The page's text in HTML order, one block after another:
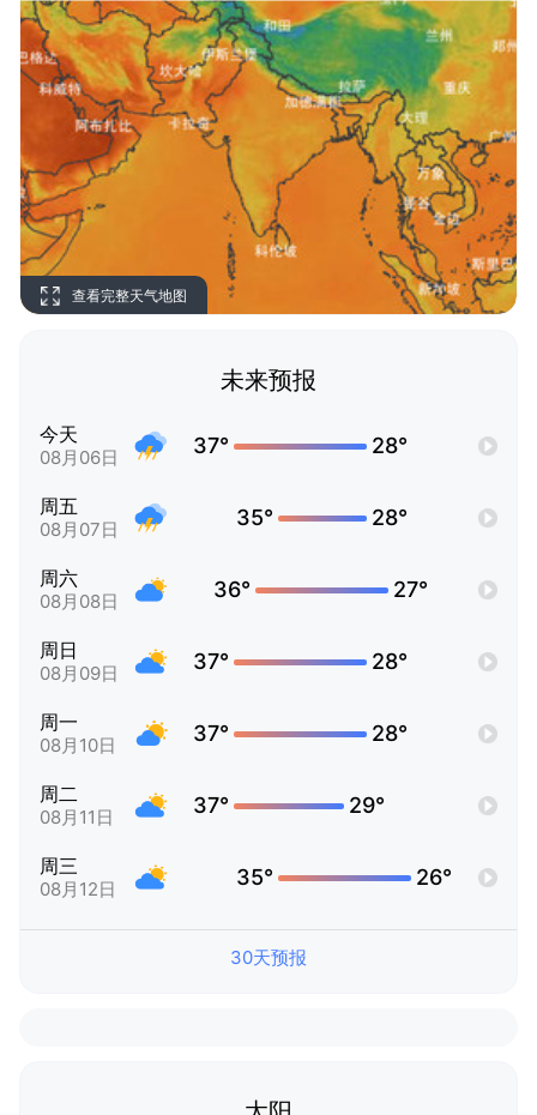
查看完整天气地图
未来预报
今天
08月06日 37° 28°
周五
08月07日 35° 28°
周六
08月08日 36° 27°
周日
08月09日 37° 28°
周一
08月10日 37° 28°
周二
08月11日 37° 29°
周三
08月12日 35° 26°
30天预报